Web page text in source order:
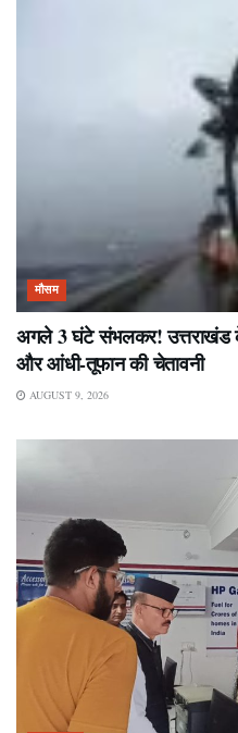
मौसम
अगले 3 घंटे संभलकर! उत्तराखंड
और आंधी-तूफान की चेतावनी
AUGUST 9, 2026